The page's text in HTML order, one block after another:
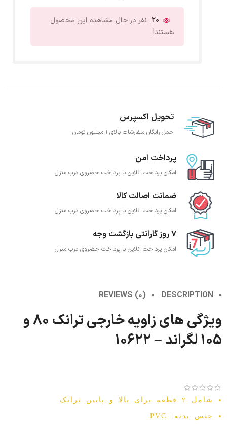
20 نفر در حال مشاهده این محصول
هستند!
تحویل اکسپرس
حمل رایگان سفارشات بالای 1 میلیون تومان
پرداخت امن
امکان پرداخت انلاین یا پرداخت حضروی درب منزل
ضمانت اصالت کالا
امکان پرداخت انلاین یا پرداخت حضروی درب منزل
7 روز گارانتی بازگشت وجه
امکان پرداخت انلاین یا پرداخت حضروی درب منزل
DESCRIPTION
REVIEWS (0)
ویژگی های زاویه خارجی ترانک ۸۰ و
۱۰۵ لگراند – ۱۰۶۲۲
شامل ۲ قطعه برای بالا و پایین ترانک
جنس بدنه: PVC